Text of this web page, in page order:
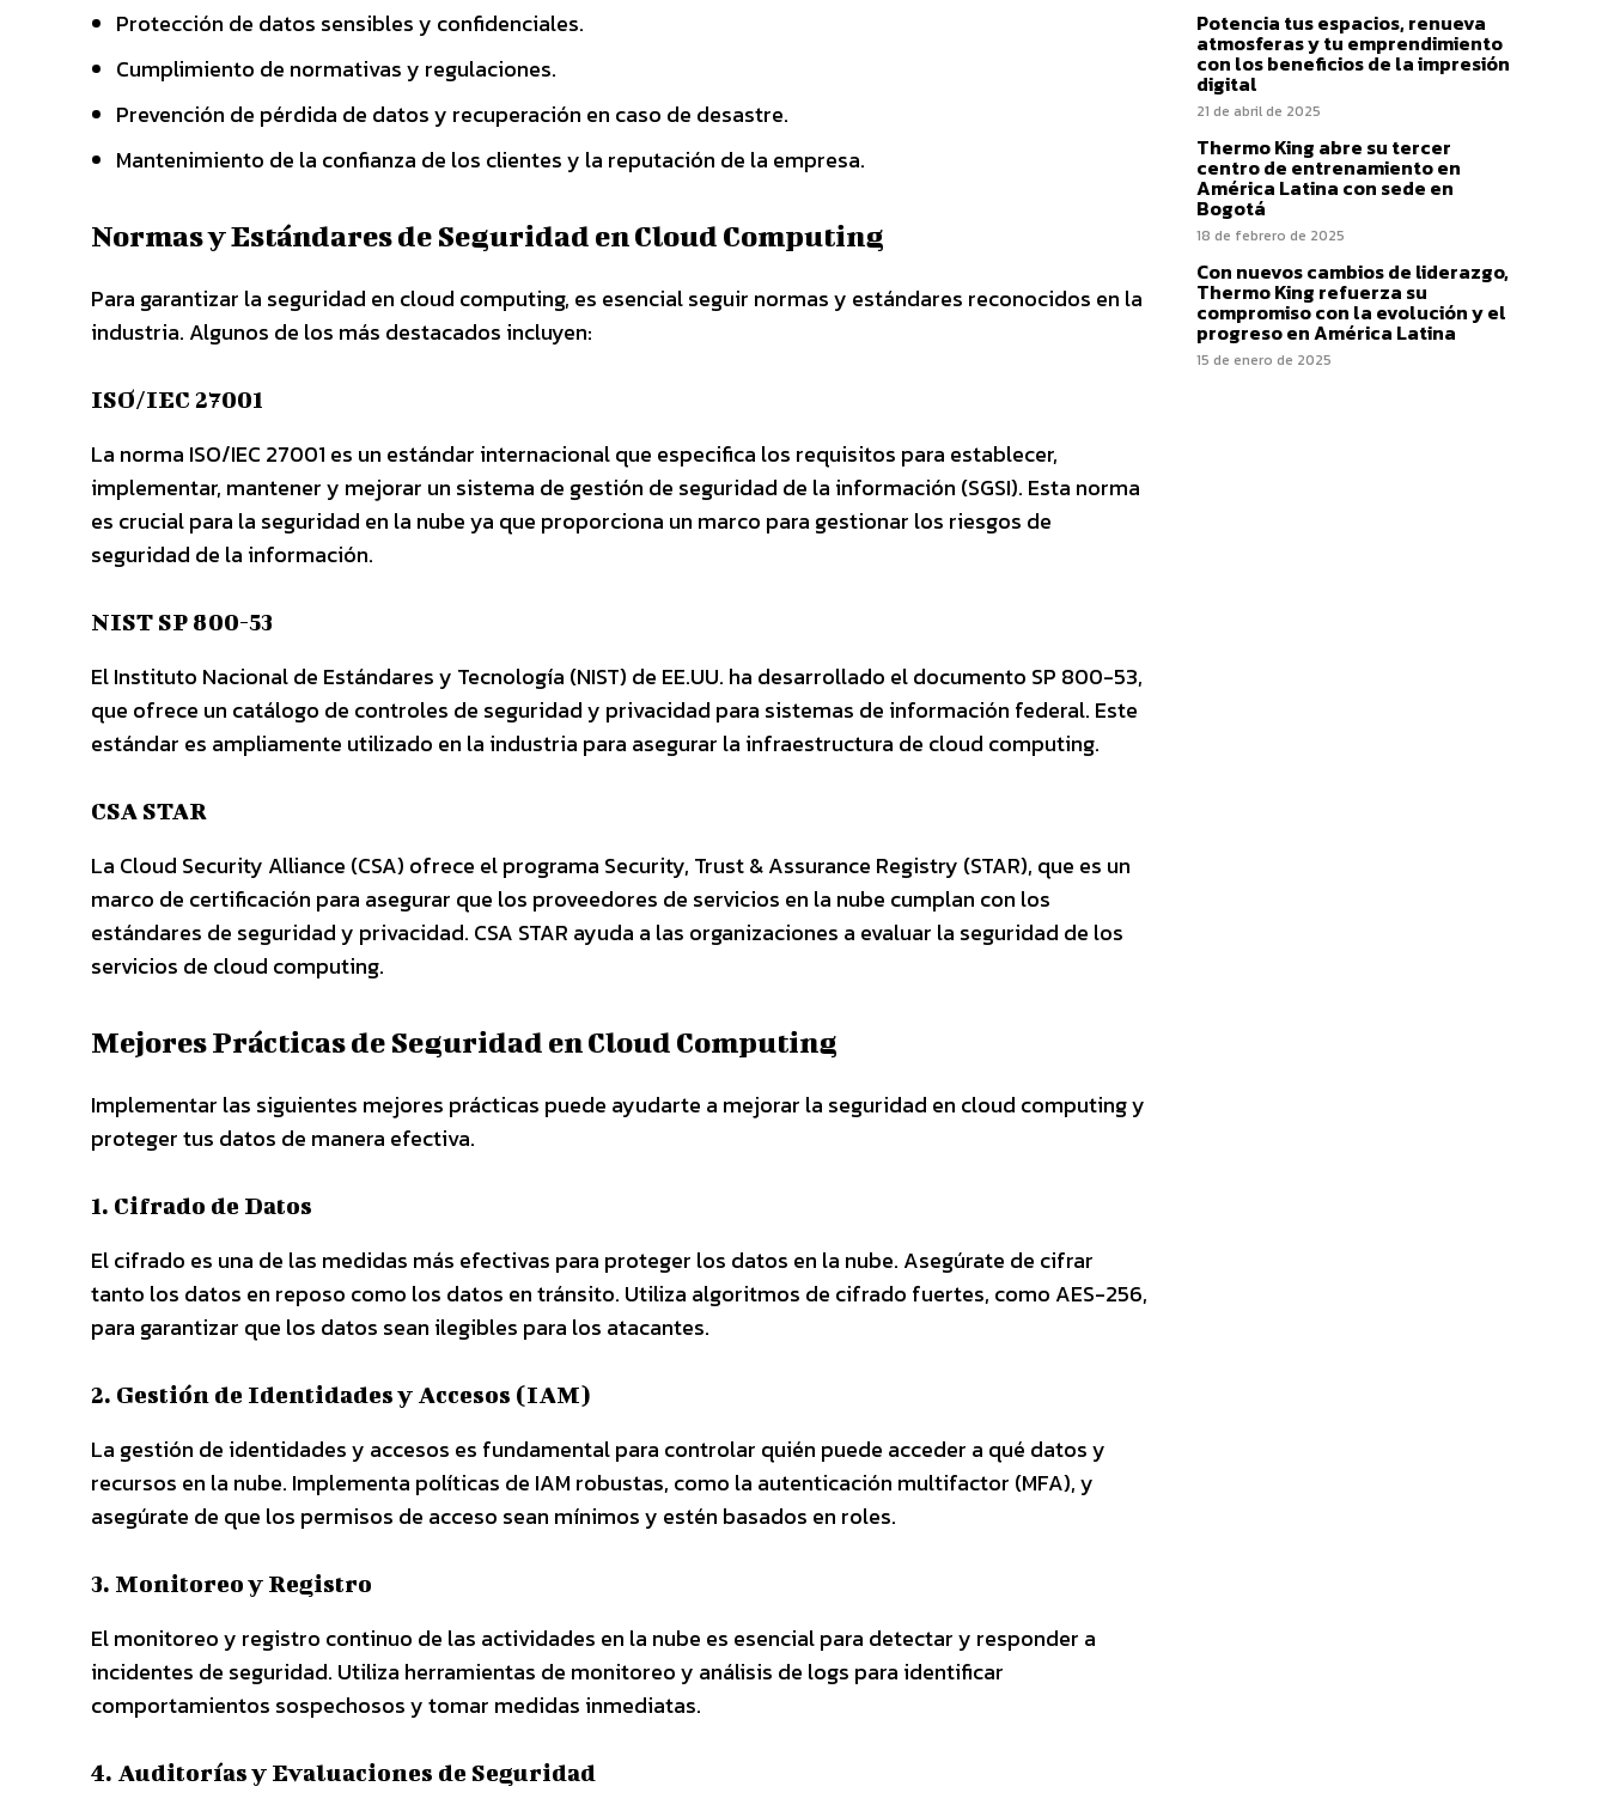
Protección de datos sensibles y confidenciales.
Cumplimiento de normativas y regulaciones.
Prevención de pérdida de datos y recuperación en caso de desastre.
Mantenimiento de la confianza de los clientes y la reputación de la empresa.
Normas y Estándares de Seguridad en Cloud Computing
Para garantizar la seguridad en cloud computing, es esencial seguir normas y estándares reconocidos en la
industria. Algunos de los más destacados incluyen:
ISO/IEC 27001
La norma ISO/IEC 27001 es un estándar internacional que especifica los requisitos para establecer,
implementar, mantener y mejorar un sistema de gestión de seguridad de la información (SGSI). Esta norma
es crucial para la seguridad en la nube ya que proporciona un marco para gestionar los riesgos de
seguridad de la información.
NIST SP 800-53
El Instituto Nacional de Estándares y Tecnología (NIST) de EE.UU. ha desarrollado el documento SP 800-53,
que ofrece un catálogo de controles de seguridad y privacidad para sistemas de información federal. Este
estándar es ampliamente utilizado en la industria para asegurar la infraestructura de cloud computing.
CSA STAR
La Cloud Security Alliance (CSA) ofrece el programa Security, Trust & Assurance Registry (STAR), que es un
marco de certificación para asegurar que los proveedores de servicios en la nube cumplan con los
estándares de seguridad y privacidad. CSA STAR ayuda a las organizaciones a evaluar la seguridad de los
servicios de cloud computing.
Mejores Prácticas de Seguridad en Cloud Computing
Implementar las siguientes mejores prácticas puede ayudarte a mejorar la seguridad en cloud computing y
proteger tus datos de manera efectiva.
1. Cifrado de Datos
El cifrado es una de las medidas más efectivas para proteger los datos en la nube. Asegúrate de cifrar
tanto los datos en reposo como los datos en tránsito. Utiliza algoritmos de cifrado fuertes, como AES-256,
para garantizar que los datos sean ilegibles para los atacantes.
2. Gestión de Identidades y Accesos (IAM)
La gestión de identidades y accesos es fundamental para controlar quién puede acceder a qué datos y
recursos en la nube. Implementa políticas de IAM robustas, como la autenticación multifactor (MFA), y
asegúrate de que los permisos de acceso sean mínimos y estén basados en roles.
3. Monitoreo y Registro
El monitoreo y registro continuo de las actividades en la nube es esencial para detectar y responder a
incidentes de seguridad. Utiliza herramientas de monitoreo y análisis de logs para identificar
comportamientos sospechosos y tomar medidas inmediatas.
4. Auditorías y Evaluaciones de Seguridad
Potencia tus espacios, renueva
atmosferas y tu emprendimiento
con los beneficios de la impresión
digital
21 de abril de 2025
Thermo King abre su tercer
centro de entrenamiento en
América Latina con sede en
Bogotá
18 de febrero de 2025
Con nuevos cambios de liderazgo,
Thermo King refuerza su
compromiso con la evolución y el
progreso en América Latina
15 de enero de 2025